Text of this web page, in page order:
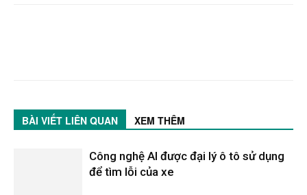
BÀI VIẾT LIÊN QUAN XEM THÊM
Công nghệ AI được đại lý ô tô sử dụng
để tìm lỗi của xe